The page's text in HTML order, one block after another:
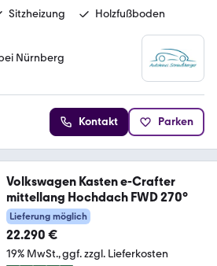
Sitzheizung Holzfußboden
Nürnberg
Kontakt Parken
Volkswagen Kasten e-Crafter
mittellang Hochdach FWD 270°
Lieferung möglich
22.290 €
19% MwSt. ggf. zzgl. Lieferkosten